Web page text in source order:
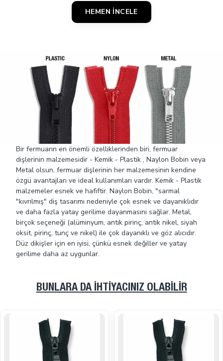
HEMEN İNCELE
Bir fermuarın en önemli özelliklerinden biri, fermuar
dişlerinin malzemesidir - Kemik - Plastik , Naylon Bobin veya
Metal olsun, fermuar dişlerinin her malzemesinin kendine
özgü avantajları ve ideal kullanımları vardır. Kemik - Plastik
malzemeler esnek ve hafiftir. Naylon Bobin, "sarmal
"kıvrılmış" diş tasarımı nedeniyle çok esnek ve dayanıklıdır
ve daha fazla yatay gerilime dayanmasını sağlar. Metal,
birçok seçeneği (alüminyum, antik pirinç, antik nikel, siyah
oksit, pirinç, tunç ve nikel) ile çok dayanıklı ve göz alıcıdır.
Düz dikişler için en iyisi, çünkü esnek değiller ve yatay
gerilime daha az uygunlar.
BUNLARA DA İHTIYACINIZ OLABILIR